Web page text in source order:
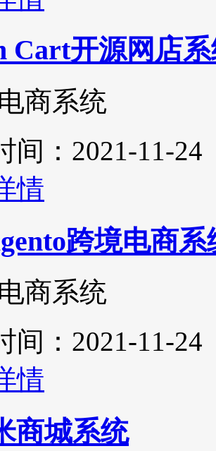
Cart开源网店
商系统
间：2021-11-24
情
跨境电商系
商系统
间：2021-11-24
情
商城系统